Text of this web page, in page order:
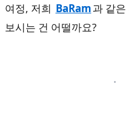
여정, 저희 BaRam과 같
보시는 건 어떨까요?